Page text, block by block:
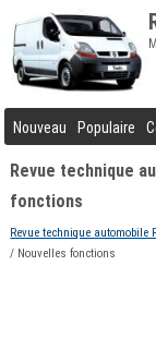
Nouveau Populaire
Revue technique
fonctions
Revue technique automobile
/ Nouvelles fonctions